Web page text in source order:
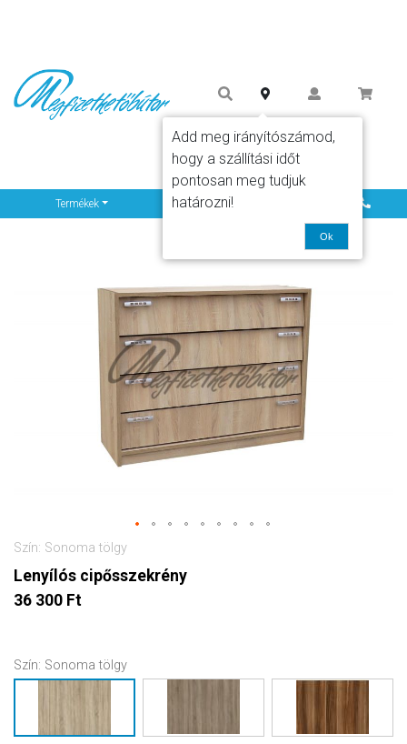
Termékek
Szín: Sonoma tölgy
Lenyílós cipősszekrény
36 300 Ft
Szín: Sonoma tölgy
Add meg irányítószámod,
hogy a szállítási időt
pontosan meg tudjuk
határozni!
Ok